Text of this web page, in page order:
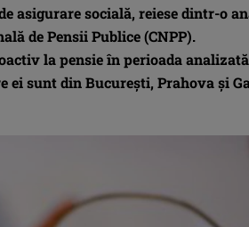
asigurare socială, reiese dintr-o
de Pensii Publice (CNPP).
la pensie în perioada
ei sunt din Bucureşti, Prahova şi